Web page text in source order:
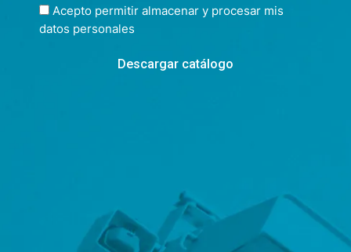
Acepto permitir almacenar y procesar mis
datos personales
Descargar catálogo